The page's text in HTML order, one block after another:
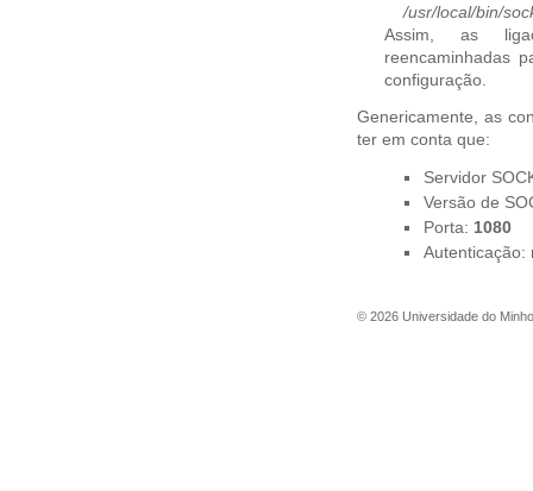
/usr/local/bin/
Assim, as
reencaminhadas
configuração.
Genericamente, as
ter em conta que:
Servidor
Versão de
Porta: 1080
Autenticação:
© 2026 Universidade do